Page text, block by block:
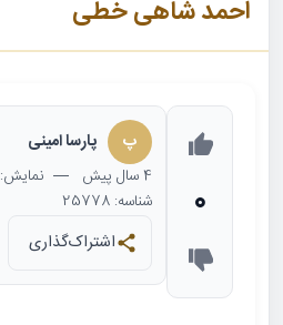
احمد شاهی خطی
0
پ پارسا امینی
4 سال پیش — نمایش: 783 بار
شناسه: 25778
اشتراک‌گذاری